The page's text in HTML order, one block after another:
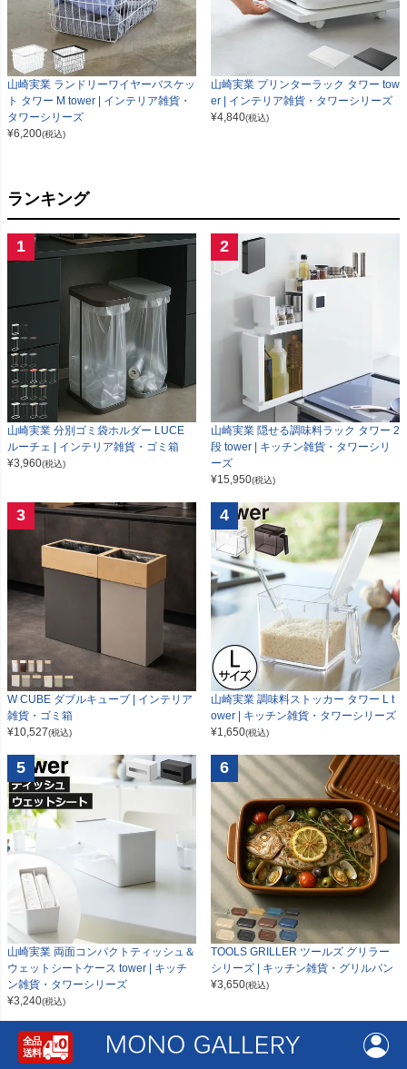
山崎実業 ランドリーワイヤーバスケッ
ト タワー M tower | インテリア雑貨・
タワーシリーズ
¥6,200(税込)
山崎実業 プリンターラック タワー tow
er | インテリア雑貨・タワーシリーズ
¥4,840(税込)
ランキング
1
山崎実業 分別ゴミ袋ホルダー LUCE
ルーチェ | インテリア雑貨・ゴミ箱
¥3,960(税込)
2
山崎実業 隠せる調味料ラック タワー 2
段 tower | キッチン雑貨・タワーシリ
ーズ
¥15,950(税込)
3
W CUBE ダブルキューブ | インテリア
雑貨・ゴミ箱
¥10,527(税込)
4
山崎実業 調味料ストッカー タワー L t
ower | キッチン雑貨・タワーシリーズ
¥1,650(税込)
5
山崎実業 両面コンパクトティッシュ＆
ウェットシートケース tower | キッチ
ン雑貨・タワーシリーズ
¥3,240(税込)
6
TOOLS GRILLER ツールズ グリラー
シリーズ | キッチン雑貨・グリルパン
¥3,650(税込)
7 8